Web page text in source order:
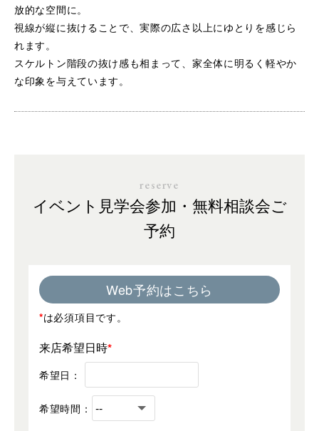
放的な空間に。
視線が縦に抜けることで、実際の広さ以上にゆとりを感じら
れます。
スケルトン階段の抜け感も相まって、家全体に明るく軽やか
な印象を与えています。
reserve
イベント見学会参加・無料相談会ご
予約
Web予約はこちら
*は必須項目です。
来店希望日時
希望日：
希望時間：